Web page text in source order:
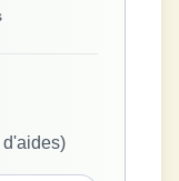
d'aides)